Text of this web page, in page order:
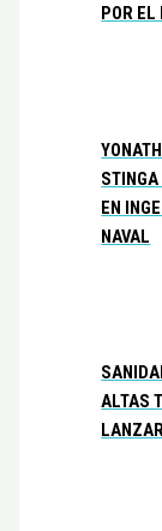
POR EL
EN
NAVAL
ALTAS